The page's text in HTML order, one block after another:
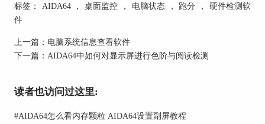
图2：查看共享
标签： AIDA64 ， 桌面监控 ， 电脑状态 ， 跑分 ，
硬件检测软
件
上一篇： 电脑系统信息查看软件
下一篇： AIDA64中如何对显示屏进行色阶与阅读检测
读者也访问过这里:
#AIDA64怎么看内存颗粒 AIDA64设置副屏教程